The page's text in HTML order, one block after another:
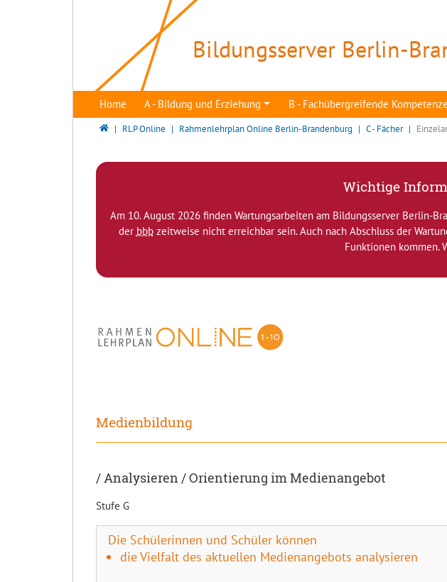
Bildungsserver Berlin-
Home A - Bildung und Erziehung B - Fachübergreifende
Bildungsserver Berlin - Brandenburg
RLP Online Rahmenlehrplan Online Berlin-Brandenburg C - Fächer
Wichtige
Am 10. August 2026 finden Wartungsarbeiten am Bildungsserver Berlin-
der bbbzeitweise nicht erreichbar sein. Auch nach Abschluss der
Funktionen kommen.
Medienbildung
/ Analysieren / Orientierung im Medienangebot
Stufe G
Die Schülerinnen und Schüler können
die Vielfalt des aktuellen Medienangebots analysieren